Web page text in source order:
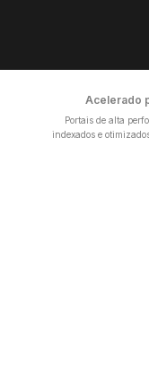
Acelerado
Portais de alta
indexados e